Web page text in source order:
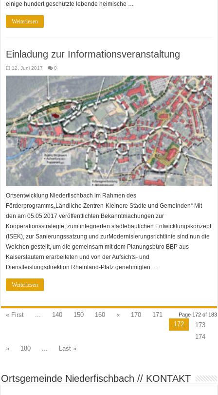
einige hundert geschützte lebende heimische …
Weiterlesen
Einladung zur Informationsveranstaltung
12. Juni 2017 0
Ortsentwicklung Niederfischbach im Rahmen des
Förderprogramms„Ländliche Zentren-Kleinere Städte und Gemeinden“ Mit
den am 05.05.2017 veröffentlichten Bekanntmachungen zur
Kooperationsstrategie, zum integrierten städtebaulichen Entwicklungskonzept
(ISEK), zur Sanierungssatzung und zurModernisierungsrichtlinie sind nun die
Weichen gestellt, um die gemeinsam mit dem Planungsbüro BBP aus
Kaiserslautern erarbeiteten und von der Aufsichts- und
Dienstleistungsdirektion Rheinland-Pfalz genehmigten …
Weiterlesen
Page 172 of 183
« First 140 150 160 « 170
171
172
173
174
»
180 Last »
Ortsgemeinde Niederfischbach // KONTAKT